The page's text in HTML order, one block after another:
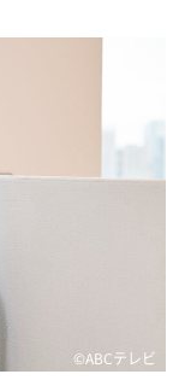
？～
©️ABCテレビ